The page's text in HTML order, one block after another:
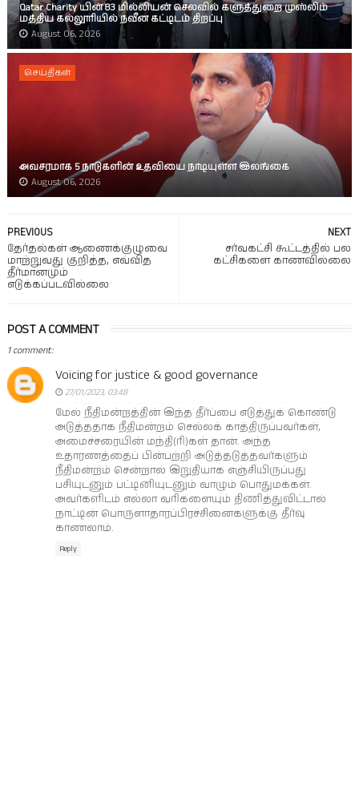
Qatar Charity யின் 83 மில்லியன் செலவில் களுத்துறை முஸ்லிம்
மத்திய கல்லூரியில் நவீன கட்டிடம் திறப்பு
August 06, 2026
செய்திகள்
அவசரமாக 5 நாடுகளின் உதவியை நாடியுள்ள இலங்கை
August 06, 2026
NEXT
சர்வகட்சி கூட்டத்தில் பல
கட்சிகளை காணவில்லை
PREVIOUS
தேர்தல்கள் ஆணைக்குழுவை
மாற்றுவது குறித்த, எவ்வித
தீர்மானமும்
எடுக்கப்படவில்லை
POST A COMMENT
1 comment:
Voicing for justice & good governance
27/01/2023, 03:48
மேல் நீதிமன்றத்தின் இந்த தீர்ப்பை எடுத்துக் கொண்டு
அடுத்ததாக நீதிமன்றம் செல்லக் காத்திருப்பவர்கள்,
அமைச்சரையின் மந்தி(ரி)கள் தான். அந்த
உதாரணத்தைப் பின்பற்றி அடுத்தடுத்தவர்களும்
நீதிமன்றம் சென்றால் இறுதியாக எஞ்சியிருப்பது
பசியுடனும் பட்டினியுடனும் வாழும் பொதுமக்கள்.
அவர்களிடம் எல்லா வரிகளையும் திணித்துவிட்டால்
நாட்டின் பொருளாதாரப்பிரச்சினைகளுக்கு தீர்வு
காணலாம்.
Reply